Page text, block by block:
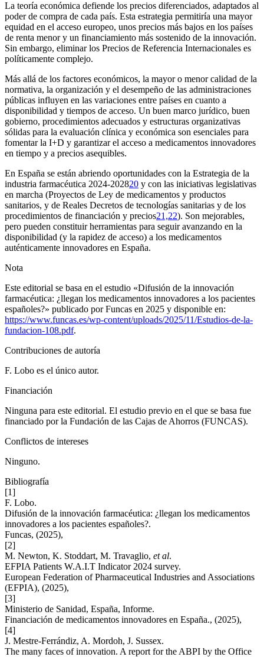
La teoría económica defiende los precios diferenciados, adaptados al
poder de compra de cada país. Esta estrategia permitiría una mayor
equidad en el acceso europeo, unos precios más bajos en los países
de renta menor y un financiamiento más sostenido de la innovación.
Sin embargo, eliminar los Precios de Referencia Internacionales es
políticamente complejo.
Más allá de los factores económicos, la mayor o menor calidad de la
normativa, la organización y el desempeño de las administraciones
públicas influyen en las variaciones entre países en cuanto a
disponibilidad y tiempos de acceso. Un buen marco jurídico, buen
gobierno, procedimientos adecuados y estructuras organizativas
sólidas para la evaluación clínica y económica son esenciales para
fomentar la I+D y garantizar el acceso a medicamentos innovadores
en tiempo y a precios asequibles.
En España se están abriendo oportunidades con la Estrategia de la
industria farmacéutica 2024-202820 y con las iniciativas legislativas
en marcha (Proyectos de Ley de medicamentos y productos
sanitarios, y de Reales Decretos de tecnologías sanitarias y de los
procedimientos de financiación y precios21,22). Son mejorables,
pero pueden constituir herramientas para seguir avanzando en la
disponibilidad (y la rapidez de acceso) a los medicamentos
auténticamente innovadores en España.
Nota
Este editorial se basa en el estudio «Difusión de la innovación
farmacéutica: ¿llegan los medicamentos innovadores a los pacientes
españoles?» publicado por Funcas en 2025 y disponible en:
https://www.funcas.es/wp-content/uploads/2025/11/Estudios-de-la-
fundacion-108.pdf.
Contribuciones de autoría
F. Lobo es el único autor.
Financiación
Ninguna para este editorial. El estudio previo en el que se basa fue
financiado por la Fundación de las Cajas de Ahorros (FUNCAS).
Conflictos de intereses
Ninguno.
Bibliografía
[1]
F. Lobo.
Difusión de la innovación farmacéutica: ¿llegan los medicamentos
innovadores a los pacientes españoles?.
Funcas, (2025),
[2]
M. Newton, K. Stoddart, M. Travaglio, et al.
EFPIA Patients W.A.I.T Indicator 2024 survey.
European Federation of Pharmaceutical Industries and Associations
(EFPIA), (2025),
[3]
Ministerio de Sanidad, España, Informe.
Financiación de medicamentos innovadores en España., (2025),
[4]
J. Mestre-Ferrándiz, A. Mordoh, J. Sussex.
The many faces of innovation. A report for the ABPI by the Office